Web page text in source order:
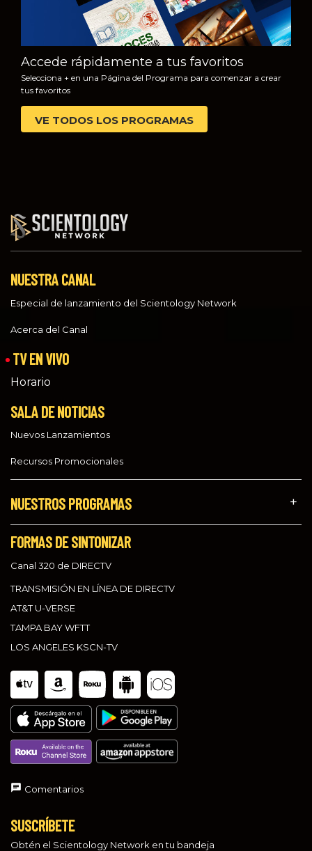
Accede rápidamente a tus favoritos
Selecciona + en una Página del Programa para comenzar a crear
tus favoritos
VE TODOS LOS PROGRAMAS
NUESTRA CANAL
Especial de lanzamiento del Scientology Network
Acerca del Canal
TV EN VIVO
Horario
SALA DE NOTICIAS
Nuevos Lanzamientos
Recursos Promocionales
NUESTROS PROGRAMAS
FORMAS DE SINTONIZAR
Canal 320 de DIRECTV
TRANSMISIÓN EN LÍNEA DE DIRECTV
AT&T U-VERSE
TAMPA BAY WFTT
LOS ANGELES KSCN-TV
Comentarios
SUSCRÍBETE
Obtén el Scientology Network en tu bandeja